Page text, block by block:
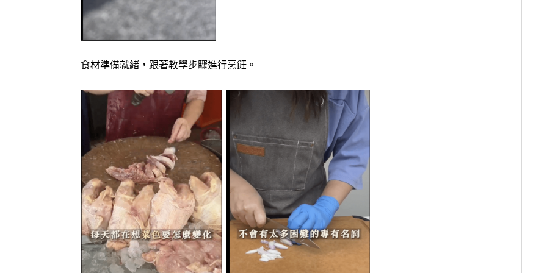
食材準備就緒，跟著教學步驟進行烹飪。